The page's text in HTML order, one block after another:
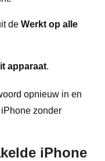
de Werkt op alle
apparaat.
opnieuw in en
iPhone zonder
iPhone